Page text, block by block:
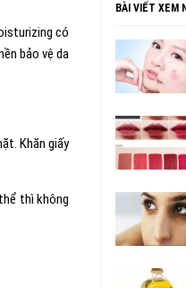
có
bảo vệ da
Khăn giấy
thì không
BÀI VIẾT XEM